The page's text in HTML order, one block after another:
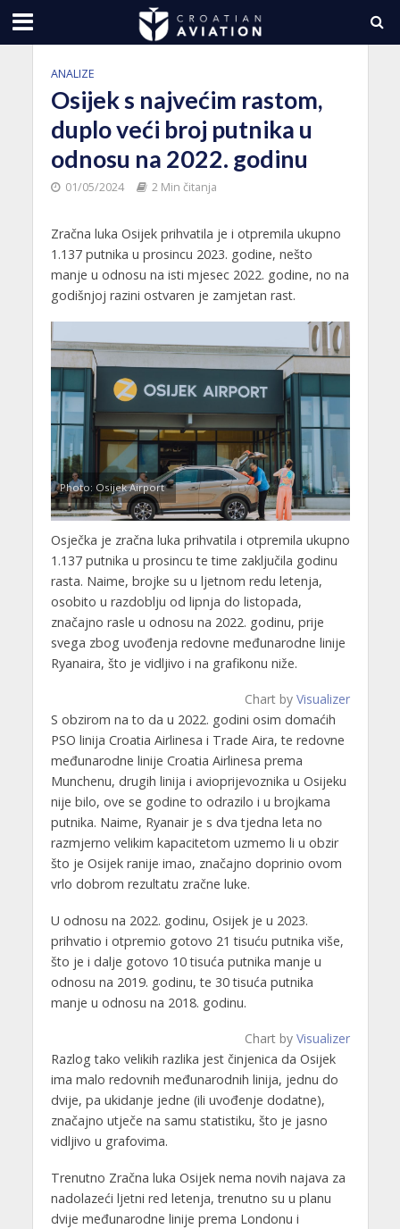
ANALIZE
Osijek s najvećim rastom,
duplo veći broj putnika u
odnosu na 2022. godinu
01/05/2024 2 Min čitanja
Zračna luka Osijek prihvatila je i otpremila ukupno
1.137 putnika u prosincu 2023. godine, nešto
manje u odnosu na isti mjesec 2022. godine, no na
godišnjoj razini ostvaren je zamjetan rast.
Photo: Osijek Airport
Osječka je zračna luka prihvatila i otpremila ukupno
1.137 putnika u prosincu te time zaključila godinu
rasta. Naime, brojke su u ljetnom redu letenja,
osobito u razdoblju od lipnja do listopada,
značajno rasle u odnosu na 2022. godinu, prije
svega zbog uvođenja redovne međunarodne linije
Ryanaira, što je vidljivo i na grafikonu niže.
Chart by Visualizer
S obzirom na to da u 2022. godini osim domaćih
PSO linija Croatia Airlinesa i Trade Aira, te redovne
međunarodne linije Croatia Airlinesa prema
Munchenu, drugih linija i avioprijevoznika u Osijeku
nije bilo, ove se godine to odrazilo i u brojkama
putnika. Naime, Ryanair je s dva tjedna leta no
razmjerno velikim kapacitetom uzmemo li u obzir
što je Osijek ranije imao, značajno doprinio ovom
vrlo dobrom rezultatu zračne luke.
U odnosu na 2022. godinu, Osijek je u 2023.
prihvatio i otpremio gotovo 21 tisuću putnika više,
što je i dalje gotovo 10 tisuća putnika manje u
odnosu na 2019. godinu, te 30 tisuća putnika
manje u odnosu na 2018. godinu.
Chart by Visualizer
Razlog tako velikih razlika jest činjenica da Osijek
ima malo redovnih međunarodnih linija, jednu do
dvije, pa ukidanje jedne (ili uvođenje dodatne),
značajno utječe na samu statistiku, što je jasno
vidljivo u grafovima.
Trenutno Zračna luka Osijek nema novih najava za
nadolazeći ljetni red letenja, trenutno su u planu
dvije međunarodne linije prema Londonu i